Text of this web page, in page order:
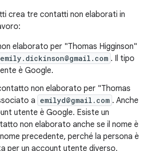
crea tre contatti non elaborati in
elaborato per "Thomas Higginson"
emily.dickinson@gmail.com . Il tipo
è Google.
non elaborato per "Thomas
a emilyd@gmail.com . Anche
utente è Google. Esiste un
non elaborato anche se il nome è
precedente, perché la persona è
per un account utente diverso.